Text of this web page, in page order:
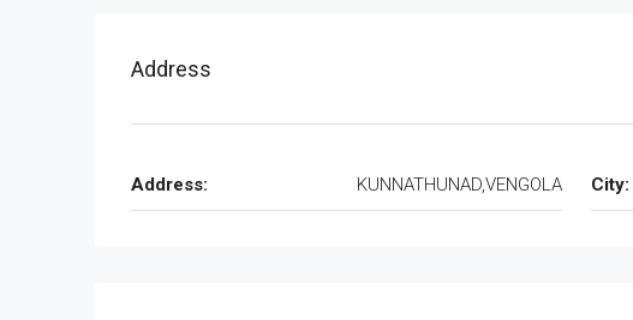
Address
Address: KUNNATHUNAD,VENGOLA City: